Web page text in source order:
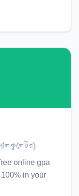
)
online gpa
in your